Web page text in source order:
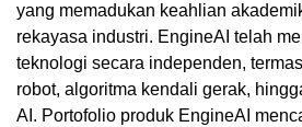
yang memadukan keahlian
rekayasa industri. EngineAI telah
teknologi secara independen,
robot, algoritma kendali gerak,
AI. Portofolio produk EngineAI